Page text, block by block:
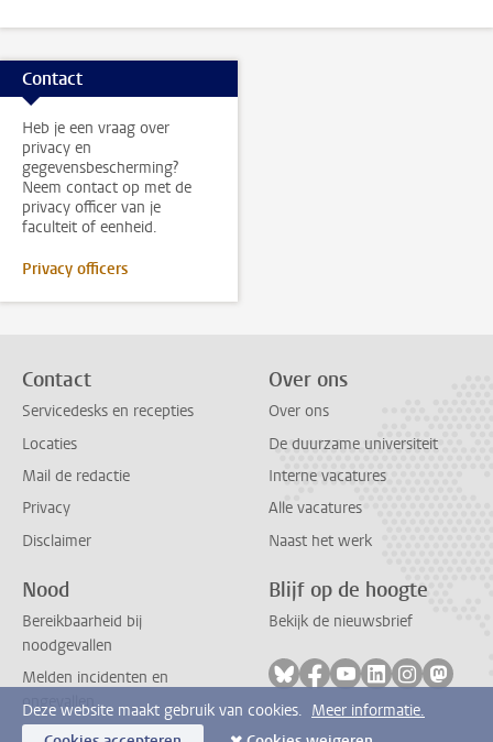
Contact
Heb je een vraag over
privacy en
gegevensbescherming?
Neem contact op met de
privacy officer van je
faculteit of eenheid.
Privacy officers
Contact
Servicedesks en recepties
Locaties
Mail de redactie
Privacy
Disclaimer
Over ons
Over ons
De duurzame universiteit
Interne vacatures
Alle vacatures
Naast het werk
Nood
Bereikbaarheid bij
noodgevallen
Melden incidenten en
ongevallen
Blijf op de hoogte
Bekijk de nieuwsbrief
Volg ons op bluesky
Volg ons op facebook
Volg ons op
Volg ons op
Volg ons
Volg
Deze website maakt gebruik van cookies. Meer informatie.